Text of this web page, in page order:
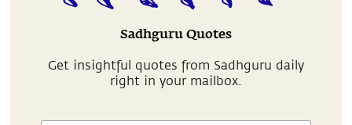
Sadhguru Quotes
Get insightful quotes from Sadhguru daily
right in your mailbox.